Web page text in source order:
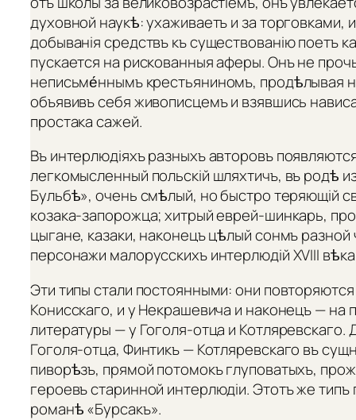
духовной наукѣ: ухаживаетъ и за торговками,
добыванія средствъ къ существованію поетъ
пускается на рискованныя аферы. Онъ не
неписьме́ннымъ крестьяниномъ, продѣлывая
объявивъ себя живописцемъ и взявшись
простака сажей.
Въ интерлюдіяхъ разныхъ авторовъ
легкомысленный польскій шляхтичъ, въ родѣ
Бульбѣ», очень смѣлый, но быстро теряющій
козака-запорожца; хитрый еврей-шинкарь,
цыгане, казаки, наконецъ цѣлый сонмъ
персонажи малорусскихъ интерлюдій XVIII
Эти типы стали постоянными: они
Конисскаго, и у Некрашевича и наконецъ — на
литературы — у Гоголя-отца и
Гоголя-отца, Финтикъ — Котляревскаго въ
пиворѣзъ, прямой потомокъ глуповатыхъ,
героевъ старинной интерлюдіи. Этотъ же
романѣ «Бурсакъ».